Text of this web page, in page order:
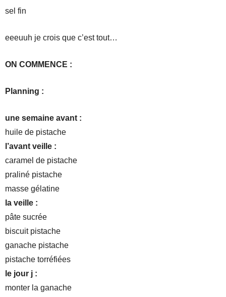
sel fin
eeeuuh je crois que c’est tout…
ON COMMENCE :
Planning :
une semaine avant :
huile de pistache
l’avant veille :
caramel de pistache
praliné pistache
masse gélatine
la veille :
pâte sucrée
biscuit pistache
ganache pistache
pistache torréfiées
le jour j :
monter la ganache